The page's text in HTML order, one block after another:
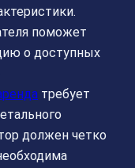
поможет
о доступных
требует
должен четко